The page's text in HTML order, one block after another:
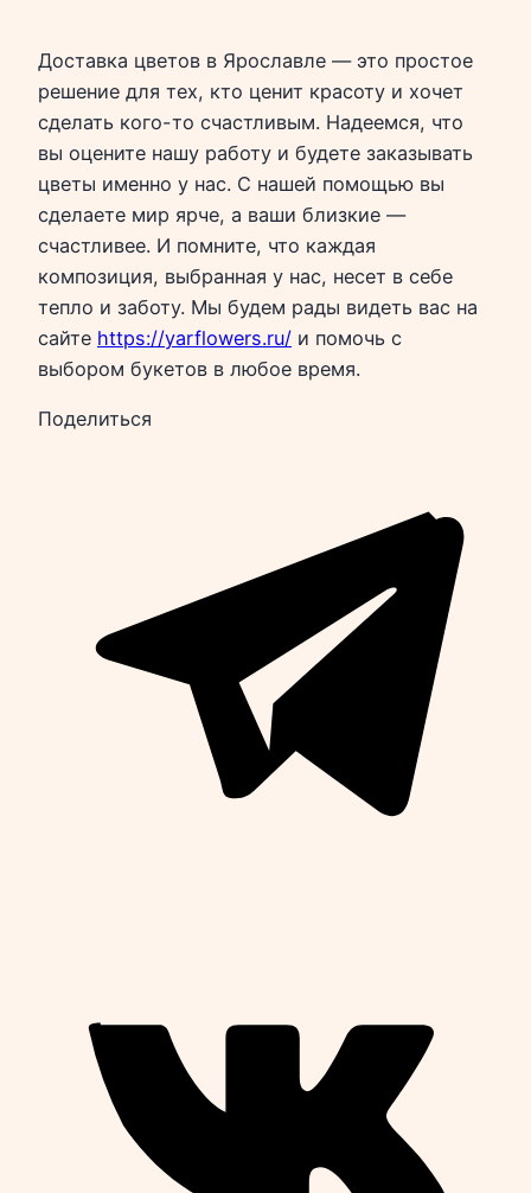
Доставка цветов в Ярославле — это простое
решение для тех, кто ценит красоту и хочет
сделать кого-то счастливым. Надеемся, что
вы оцените нашу работу и будете заказывать
цветы именно у нас. С нашей помощью вы
сделаете мир ярче, а ваши близкие —
счастливее. И помните, что каждая
композиция, выбранная у нас, несет в себе
тепло и заботу. Мы будем рады видеть вас на
сайте https://yarflowers.ru/ и помочь с
выбором букетов в любое время.
Поделиться